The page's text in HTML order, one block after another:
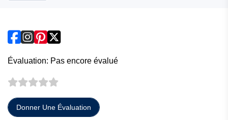
Évaluation: Pas encore évalué
Donner Une Évaluation